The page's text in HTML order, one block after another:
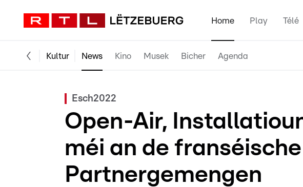
Home Play Télé
Kultur News Kino Musek Bicher Agenda
Esch2022
Open-Air,
méi an de franséische
Partnergemengen